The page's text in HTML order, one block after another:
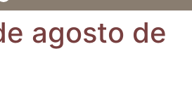
agosto de